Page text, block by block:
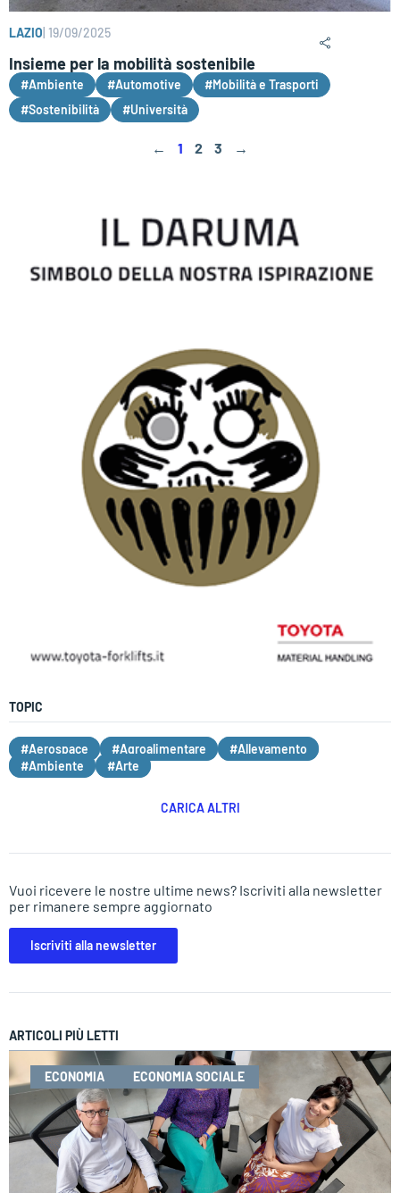
LAZIO 19/09/2025
Insieme per la mobilità sostenibile
#Ambiente #Automotive
#Mobilità e Trasporti
#Sostenibilità
#Università
← 1 2 3 →
TOPIC
#Aerospace #Agroalimentare
#Allevamento
#Ambiente
#Arte
CARICA ALTRI
Vuoi ricevere le nostre ultime news? Iscriviti alla newsletter
per rimanere sempre aggiornato
Iscriviti alla newsletter
ARTICOLI PIÙ LETTI
ECONOMIA ECONOMIA SOCIALE